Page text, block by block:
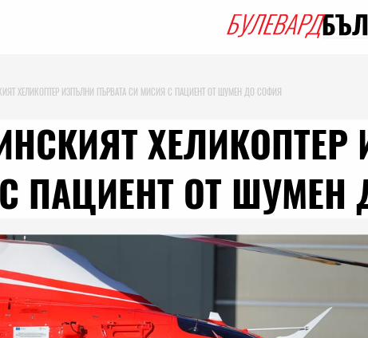
ХЕЛИКОПТЕР ИЗПЪЛНИ ПЪРВАТА СИ МИСИЯ С ПАЦИЕНТ ОТ ШУМЕН ДО СОФИЯ
ХЕЛИКОПТЕР
ПАЦИЕНТ ОТ ШУМЕН